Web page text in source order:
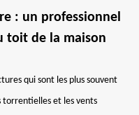
: un professionnel
toit de la maison
qui sont les plus souvent
torrentielles et les vents